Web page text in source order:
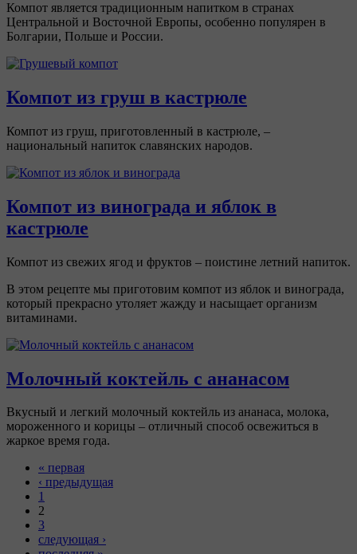
Компот является традиционным напитком в странах
Центральной и Восточной Европы, особенно популярен в
Болгарии, Польше и России.
Компот из груш в кастрюле
Компот из груш, приготовленный в кастрюле, –
национальный напиток славянских народов.
Компот из винограда и яблок в
кастрюле
Компот из свежих ягод и фруктов – поистине летний напиток.
В этом рецепте мы приготовим компот из яблок и винограда,
который прекрасно утоляет жажду и насыщает организм
витаминами.
Молочный коктейль с ананасом
Вкусный и легкий молочный коктейль из ананаса, молока,
мороженного и корицы – отличный способ освежиться в
жаркое время года.
« первая
‹ предыдущая
1
2
3
следующая ›